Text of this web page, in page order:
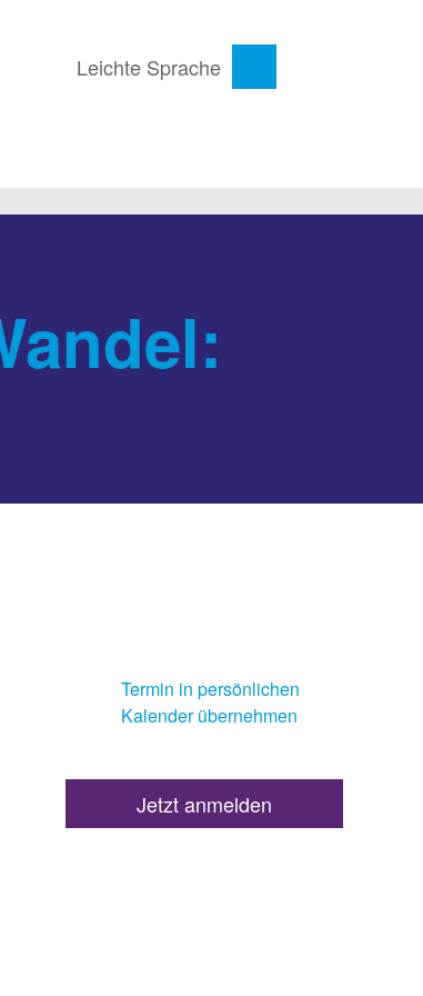
Leichte Sprache
Termin in persönlichen
Kalender übernehmen
Jetzt anmelden